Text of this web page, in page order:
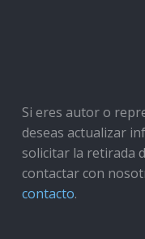
Si eres autor o
deseas actualizar
solicitar la retirada
contactar con
contacto.